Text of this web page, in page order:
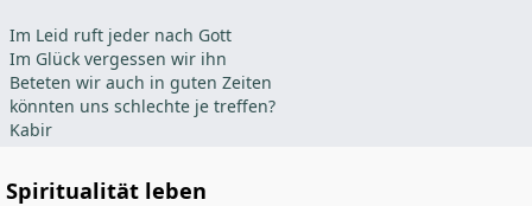
Im Leid ruft jeder nach Gott
Im Glück vergessen wir ihn
Beteten wir auch in guten Zeiten
könnten uns schlechte je treffen?
Kabir
Spiritualität leben